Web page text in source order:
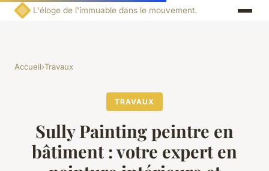
L'éloge de l'immuable dans le mouvement.
Accueil›Travaux
TRAVAUX
Sully Painting peintre en
bâtiment : votre expert en